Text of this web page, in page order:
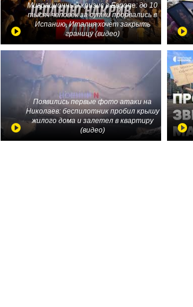
Миграционный кризис в Европе: до 10
тысяч человек за сутки прорвались в
Испанию, Италия хочет закрыть
границу (видео)
Появились первые фото атаки на
Николаев: беспилотник пробил крышу
жилого дома и залетел в квартиру
(видео)